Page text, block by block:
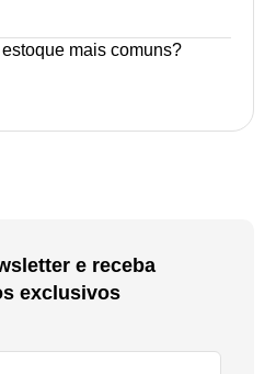
mais comuns?
e receba
exclusivos